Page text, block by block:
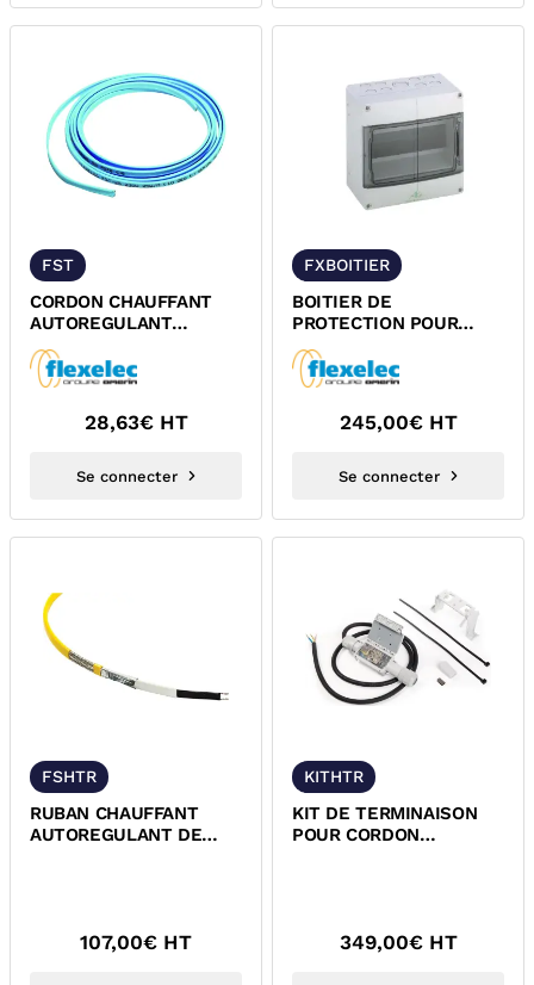
FST
CORDON CHAUFFANT
AUTOREGULANT
THERMOPLASTIQUE
FLEXELEC
28,63€ HT
Se connecter
FXBOITIER
BOITIER DE
PROTECTION POUR
THERMOSTAT FXTM3
FLEXELEC
245,00€ HT
Se connecter
FSHTR
RUBAN CHAUFFANT
AUTOREGULANT DE
107,00€ HT
KITHTR
KIT DE TERMINAISON
POUR CORDON
349,00€ HT